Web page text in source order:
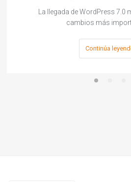
La llegada de WordPress 7.0
cambios más
Continúa